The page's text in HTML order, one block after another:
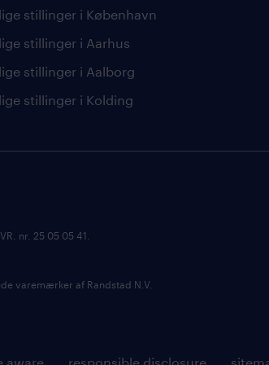
stillinger i København
stillinger i Aarhus
stillinger i Aalborg
stillinger i Kolding
nr. 25 05 05 41.
varemærker af Randstad N.V.